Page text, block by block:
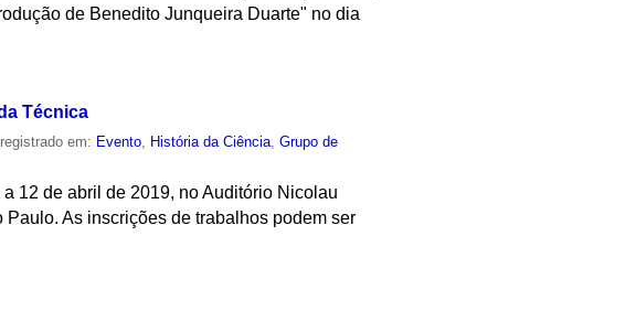
de Benedito Junqueira Duarte" no dia
Técnica
em: Evento História da Ciência ,Grupo de
12 de abril de 2019, no Auditório Nicolau
As inscrições de trabalhos podem ser